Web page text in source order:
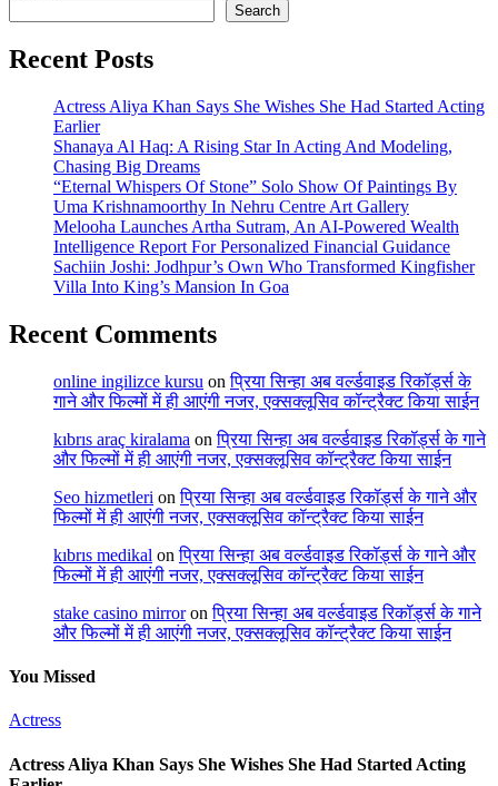
Search
Recent Posts
Actress Aliya Khan Says She Wishes She Had Started Acting
Earlier
Shanaya Al Haq: A Rising Star In Acting And Modeling,
Chasing Big Dreams
“Eternal Whispers Of Stone” Solo Show Of Paintings By
Uma Krishnamoorthy In Nehru Centre Art Gallery
Melooha Launches Artha Sutram, An AI-Powered Wealth
Intelligence Report For Personalized Financial Guidance
Sachiin Joshi: Jodhpur’s Own Who Transformed Kingfisher
Villa Into King’s Mansion In Goa
Recent Comments
online ingilizce kursu onप्रिया सिन्हा अब वर्ल्डवाइड रिकॉर्ड्स के
गाने और फिल्मों में ही आएंगी नजर, एक्सक्लूसिव कॉन्ट्रैक्ट किया साईन
kıbrıs araç kiralama onप्रिया सिन्हा अब वर्ल्डवाइड रिकॉर्ड्स के गाने
और फिल्मों में ही आएंगी नजर, एक्सक्लूसिव कॉन्ट्रैक्ट किया साईन
Seo hizmetleri onप्रिया सिन्हा अब वर्ल्डवाइड रिकॉर्ड्स के गाने और
फिल्मों में ही आएंगी नजर, एक्सक्लूसिव कॉन्ट्रैक्ट किया साईन
kıbrıs medikal onप्रिया सिन्हा अब वर्ल्डवाइड रिकॉर्ड्स के गाने और
फिल्मों में ही आएंगी नजर, एक्सक्लूसिव कॉन्ट्रैक्ट किया साईन
stake casino mirroronप्रिया सिन्हा अब वर्ल्डवाइड रिकॉर्ड्स के गाने
और फिल्मों में ही आएंगी नजर, एक्सक्लूसिव कॉन्ट्रैक्ट किया साईन
You Missed
Actress
Actress Aliya Khan Says She Wishes She Had Started Acting